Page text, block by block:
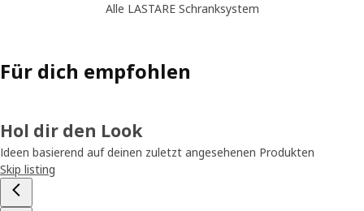
Alle LASTARE Schranksystem
Für dich empfohlen
Hol dir den Look
Ideen basierend auf deinen zuletzt angesehenen Produkten
Skip listing